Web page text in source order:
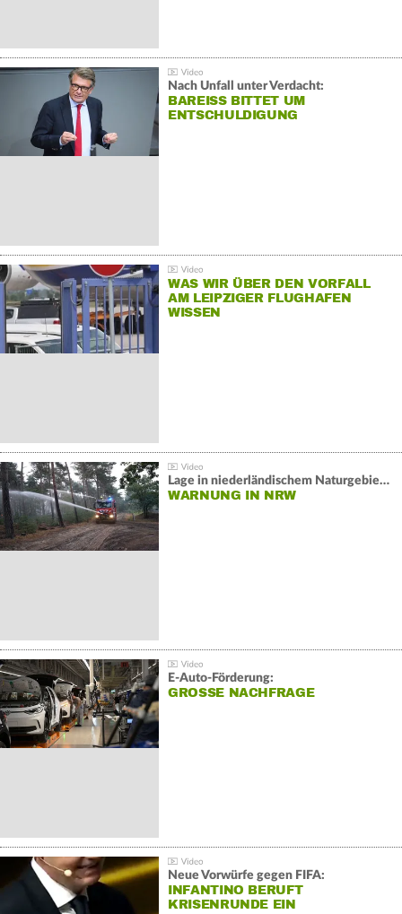
Nach Unfall unter Verdacht:
BAREISS BITTET UM E
NTSCHULDIGUNG
WAS WIR ÜBER DEN VORFALL
AM LEIPZIGER FLUGHAFEN
WISSEN
Lage in niederländischem Naturgebiet stabil
WARNUNG IN NRW
E-Auto-Förderung:
GROSSE NACHFRAGE
Neue Vorwürfe gegen FIFA:
INFANTINO BERUFT
KRISENRUNDE EIN